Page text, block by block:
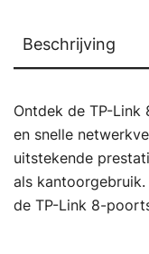
Beschrijving
Ontdek de TP-
en snelle
uitstekende
als
de TP-Link 8-